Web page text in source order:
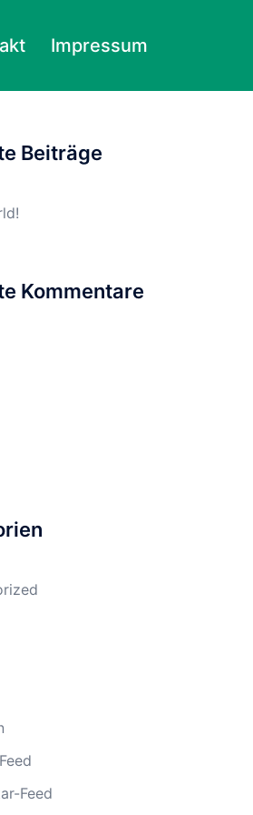
Impressum
Beiträge
Kommentare
Feed